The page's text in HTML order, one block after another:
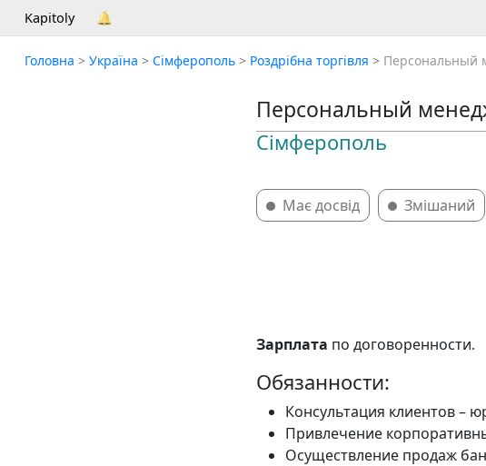
Kapitoly 🔔
Головна > Україна > Сімферополь > Роздрібна торгівля > Персональный
Персональный
Сімферополь
Має досвід Змішаний
Зарплата по договоренности.
Обязанности:
Консультация клиентов –
Привлечение
Осуществление продаж